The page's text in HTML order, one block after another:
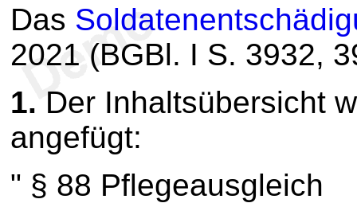
Das
2021 (BGBl. I S. 3932,
1. Der Inhaltsübersicht
angefügt:
" § 88 Pflegeausgleich